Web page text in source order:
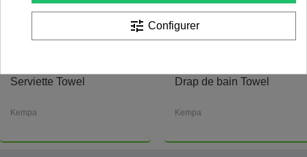
Serviette Towel
Kempa
Drap de bain Towel
Kempa
tune Configurer